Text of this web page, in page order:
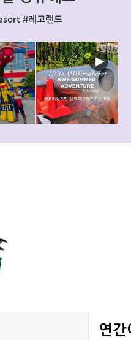
#레고랜드
연